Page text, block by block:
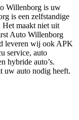
Willenborg is uw
is een zelfstandige
Het maakt niet uit
Auto Willenborg
leveren wij ook APK
service, auto
hybride auto’s.
uw auto nodig heeft.